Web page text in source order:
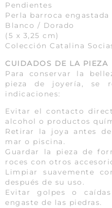
Pendientes
Perla barroca
Blanco / Dorado
(5 x 3,25 cm)
Colección Catalina
CUIDADOS DE LA PIEZA
Para conservar la
pieza de joyería, se
indicaciones:
Evitar el contacto
alcohol o productos
Retirar la joya antes
mar o piscina.
Guardar la pieza de
roces con otros
Limpiar suavemente
después de su uso.
Evitar golpes o
engaste de las piedras.